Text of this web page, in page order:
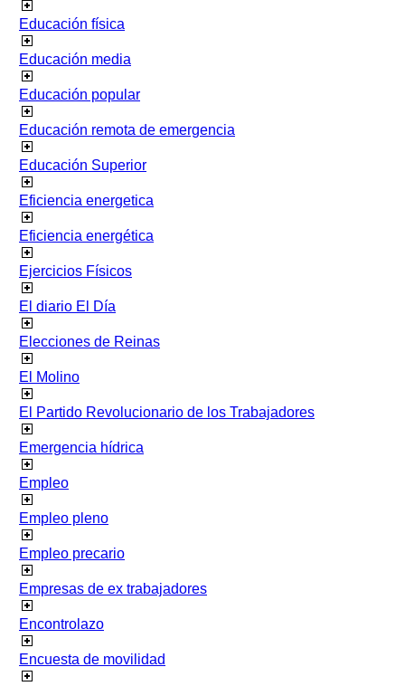
Educación física
Educación media
Educación popular
Educación remota de emergencia
Educación Superior
Eficiencia energetica
Eficiencia energética
Ejercicios Físicos
El diario El Día
Elecciones de Reinas
El Molino
El Partido Revolucionario de los Trabajadores
Emergencia hídrica
Empleo
Empleo pleno
Empleo precario
Empresas de ex trabajadores
Encontrolazo
Encuesta de movilidad